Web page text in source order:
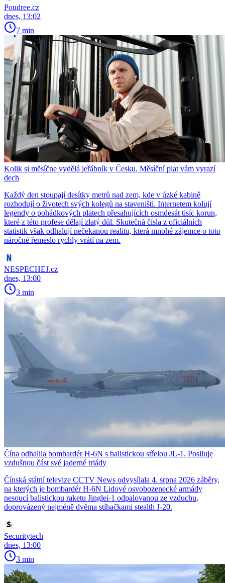
Poudree.cz
dnes, 13:02
7 min
Kolik si měsíčne vydělá jeřábník v Česku. Měsíční plat vám vyrazí
dech
Každý den stoupají desítky metrů nad zem, kde v úzké kabině
rozhodují o životech svých kolegů na staveništi. Internetem kolují
legendy o pohádkových platech přesahujících osmdesát tisíc korun,
které z této profese dělají zlatý důl. Skutečná čísla z oficiálních
statistik však odhalují nečekanou realitu, která mnohé zájemce o toto
náročné řemeslo rychly vrátí na zem.
NESPECHEJ.cz
dnes, 13:00
3 min
Čína odhalila bombardér H-6N s balistickou střelou JL-1. Posiluje
vzdušnou část své jaderné triády
Čínská státní televize CCTV News odvysílala 4. srpna 2026 záběry,
na kterých je bombardér H-6N Lidové osvobozenecké armády
nesoucí balistickou raketu Jinglei-1 odpalovanou ze vzduchu,
doprovázený nejméně dvěma stíhačkami stealth J-20.
Securitytech
dnes, 13:00
3 min